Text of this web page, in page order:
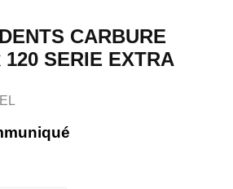
CARBURE
SERIE EXTRA